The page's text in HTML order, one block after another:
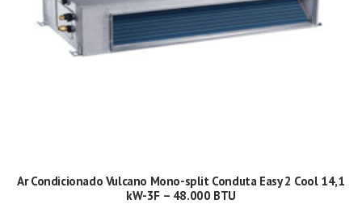
Ar Condicionado Vulcano Mono-split Conduta Easy 2 Cool 14,1
kW-3F – 48.000 BTU